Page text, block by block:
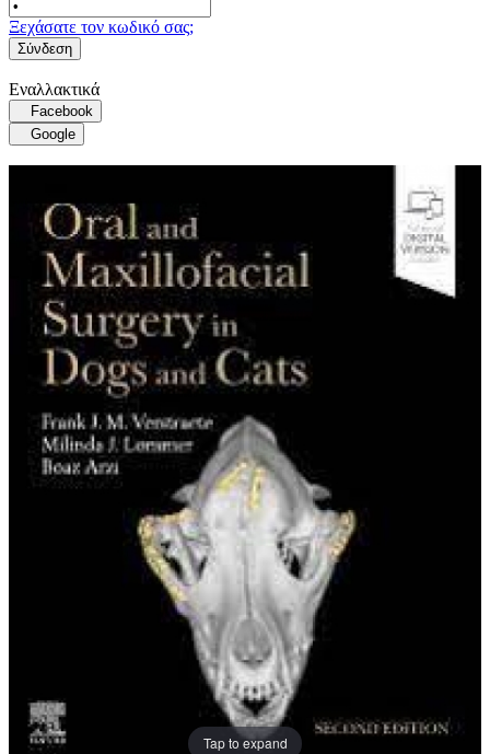
Ξεχάσατε τον κωδικό σας;
Σύνδεση
Εναλλακτικά
Facebook
Google
Tap to expand